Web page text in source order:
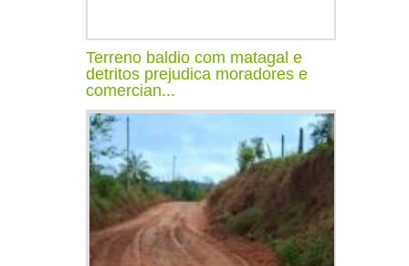
Terreno baldio com matagal e
detritos prejudica moradores e
comercian...